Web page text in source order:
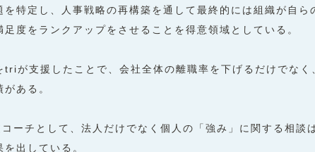
特定し、⼈事戦略の再構築を通して最終的には組織が⾃ら
度をランクアップをさせることを得意領域としている。
が⽀援したことで、会社全体の離職率を下げるだけでな
ある。
ーチとして、法⼈だけでなく個⼈の「強み」に関する相談
出している。